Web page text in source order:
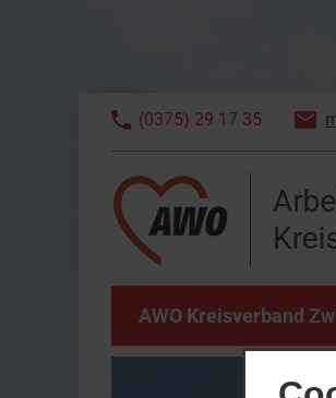
(0375) 29 17 35
AWO Kreisverband